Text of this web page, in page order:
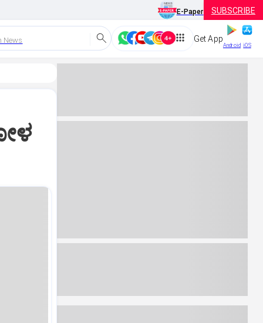
E-Paper SUBSCRIBE
News Get App
Android iOS